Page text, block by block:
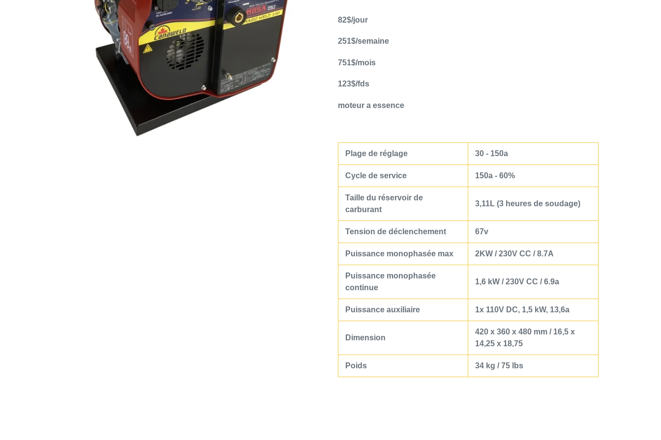
d'un
à
panier
82$/jour
251$/semaine
751$/mois
123$/fds
moteur a essence
Plage de réglage 30 - 150a
Cycle de service 150a - 60%
Taille du réservoir de
carburant
3,11L (3 heures de soudage)
Tension de déclenchement 67v
Puissance monophasée max 2KW / 230V CC / 8.7A
Puissance monophasée
continue
1,6 kW / 230V CC / 6.9a
Puissance auxiliaire 1x 110V DC, 1,5 kW, 13,6a
Dimension
420 x 360 x 480 mm / 16,5 x
14,25 x 18,75
Poids 34 kg / 75 lbs